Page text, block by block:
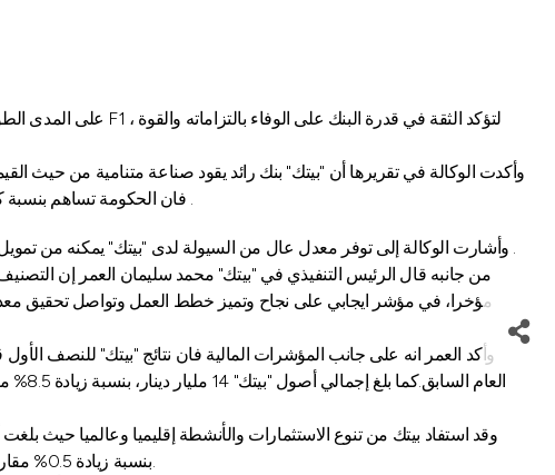
وأكدت الوكالة في تقريرها أن "بيتك" بنك رائد يقود صناعة متنامية من حيث
فان الحكومة تساهم بنسبة كبيرة في البنك الذي يستقطب النسبة الأكبر من الودائع على مستوى السوق، مما يوفر أرضية صلبة من الدعم الحكومي والثقة من العملاء .
وأشارت الوكالة إلى توفر معدل عال من السيولة لدى "بيتك" يمكنه من تمويل المشاريع والشركات، حيث يبدى البنك حرصا كبيرا على المساهمة بدور في توفير مصادر تمويل تعزز بنية الاقتصاد الوطني وتحقق التنمية .
من جانبه قال الرئيس التنفيذي في "بيتك" محمد سليمان العمر إن
مؤخرا، في مؤشر ايجابي على نجاح وتميز خطط العمل وتواصل تحقيق
بنسبة زيادة 0.5% مقارنة بنفس الفترة من العام السابق. وبلغت إيرادات البنوك التابعة 150.3 مليون دينار،بنسبة زيادة 8.8% مقارنة بنفس الفترة من العام السابق.